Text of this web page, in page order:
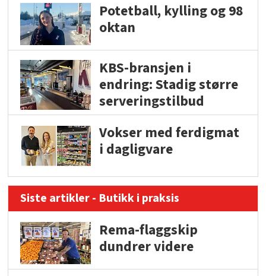
Potetball, kylling og 98
oktan
KBS-bransjen i
endring: Stadig større
serveringstilbud
Vokser med ferdigmat
i dagligvare
Siste artikler - Butikk i praksis
Rema-flaggskip
dundrer videre